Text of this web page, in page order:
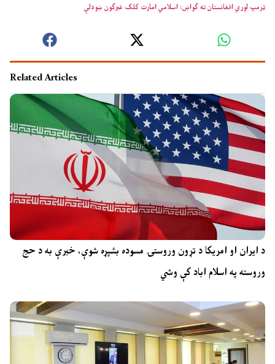
ټرمپ لوري افغانستان ته ګواښ: اسلامي امارت کلک غبرګون ښودلې
Related Articles
د ایران او امریکا د تړون وروستۍ مسوده بشپړه شوې، خبرې به د حج
وروسته په اسلام اباد کې وشي